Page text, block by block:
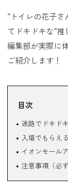
“トイレの花子さ
てドキドキな“
編集部が実際に
ご紹介します！
目次
迷路でドキド
入場でもらえ
イオンモール
注意事項（必